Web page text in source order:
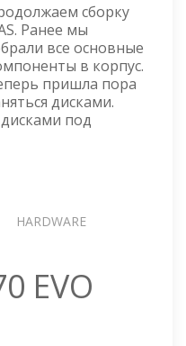
сборку
Ранее мы
все основные
в корпус.
пришла пора
дисками.
под
HARDWARE
EVO